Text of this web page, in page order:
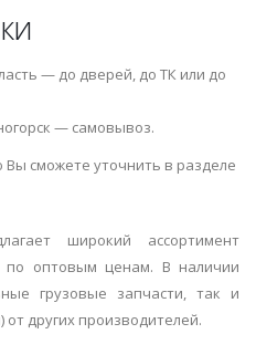
— до дверей, до ТК или до
— самовывоз.
сможете уточнить в разделе
широкий ассортимент
по оптовым ценам. В наличии
грузовые запчасти, так и
других производителей.